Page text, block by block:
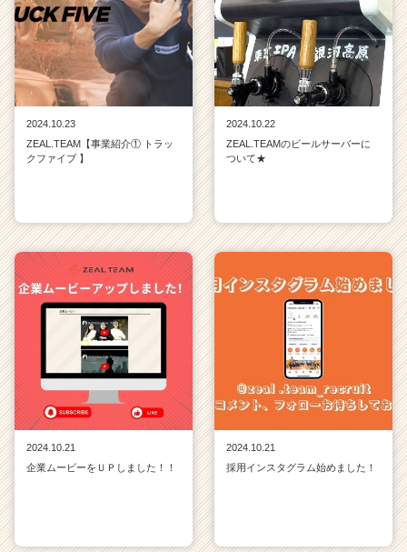
2024.10.23
ZEAL.TEAM【事業紹介① トラッ
クファイブ 】
2024.10.22
ZEAL.TEAMのビールサーバーに
ついて★
2024.10.21
企業ムービーをＵＰしました！！
2024.10.21
採用インスタグラム始めました！